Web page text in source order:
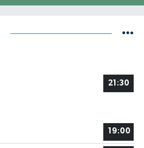
21:30
19:00